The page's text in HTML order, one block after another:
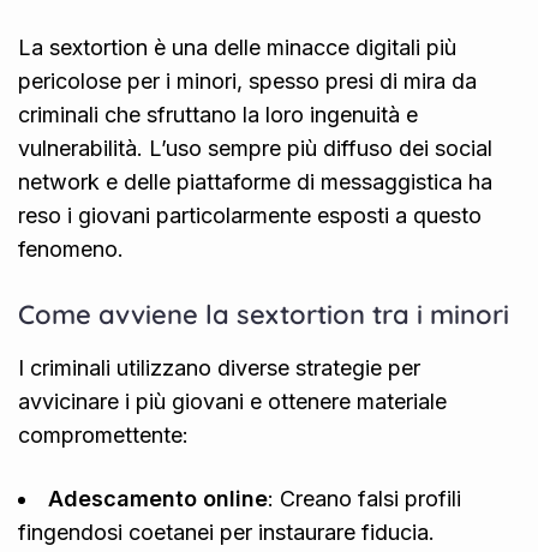
La sextortion è una delle minacce digitali più
pericolose per i minori, spesso presi di mira da
criminali che sfruttano la loro ingenuità e
vulnerabilità. L’uso sempre più diffuso dei social
network e delle piattaforme di messaggistica ha
reso i giovani particolarmente esposti a questo
fenomeno.
Come avviene la sextortion tra i minori
I criminali utilizzano diverse strategie per
avvicinare i più giovani e ottenere materiale
compromettente:
Adescamento online: Creano falsi profili
fingendosi coetanei per instaurare fiducia.